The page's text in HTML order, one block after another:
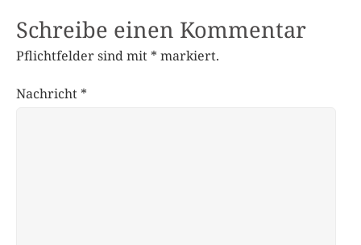
Schreibe einen Kommentar
Pflichtfelder sind mit * markiert.
Nachricht *